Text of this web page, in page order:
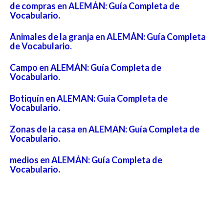
de compras en ALEMÁN: Guía Completa de
Vocabulario.
Animales de la granja en ALEMÁN: Guía Completa
de Vocabulario.
Campo en ALEMÁN: Guía Completa de
Vocabulario.
Botiquín en ALEMÁN: Guía Completa de
Vocabulario.
Zonas de la casa en ALEMÁN: Guía Completa de
Vocabulario.
medios en ALEMÁN: Guía Completa de
Vocabulario.